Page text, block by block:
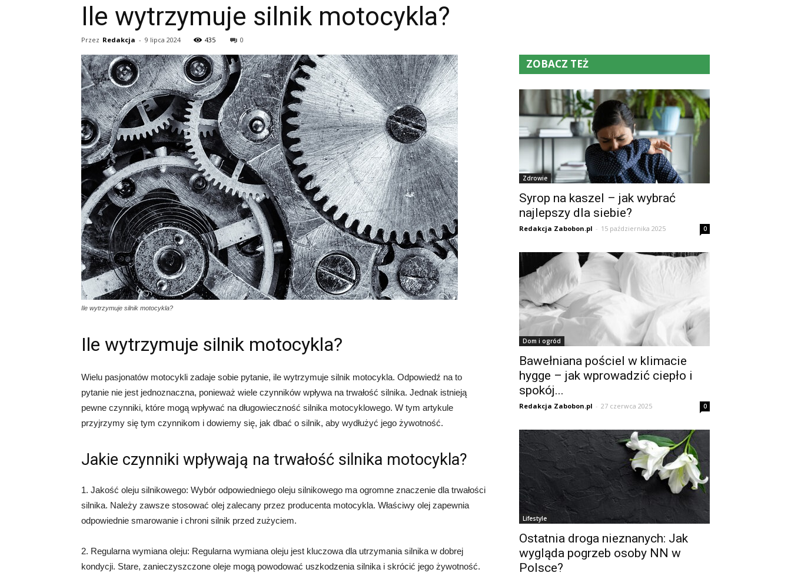
Ile wytrzymuje silnik motocykla?
Przez Redakcja - 9 lipca 2024 435 0
Ile wytrzymuje silnik motocykla?
Ile wytrzymuje silnik motocykla?
Wielu pasjonatów motocykli zadaje sobie pytanie, ile wytrzymuje silnik motocykla. Odpowiedź na to
pytanie nie jest jednoznaczna, ponieważ wiele czynników wpływa na trwałość silnika. Jednak istnieją
pewne czynniki, które mogą wpływać na długowieczność silnika motocyklowego. W tym artykule
przyjrzymy się tym czynnikom i dowiemy się, jak dbać o silnik, aby wydłużyć jego żywotność.
Jakie czynniki wpływają na trwałość silnika motocykla?
1. Jakość oleju silnikowego: Wybór odpowiedniego oleju silnikowego ma ogromne znaczenie dla trwałości
silnika. Należy zawsze stosować olej zalecany przez producenta motocykla. Właściwy olej zapewnia
odpowiednie smarowanie i chroni silnik przed zużyciem.
2. Regularna wymiana oleju: Regularna wymiana oleju jest kluczowa dla utrzymania silnika w dobrej
kondycji. Stare, zanieczyszczone oleje mogą powodować uszkodzenia silnika i skrócić jego żywotność.
ZOBACZ TEŻ
Zdrowie
Syrop na kaszel – jak wybrać
najlepszy dla siebie?
Redakcja Zabobon.pl - 15 października 2025 0
Dom i ogród
Bawełniana pościel w klimacie
hygge – jak wprowadzić ciepło i
spokój...
Redakcja Zabobon.pl - 27 czerwca 2025 0
Lifestyle
Ostatnia droga nieznanych: Jak
wygląda pogrzeb osoby NN w
Polsce?